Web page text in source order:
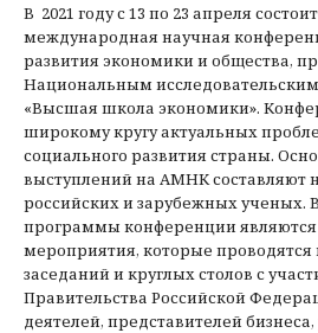
В 2021 году с 13 по 23 апреля
международная научная
развития экономики и общества,
Национальным
«Высшая школа экономики».
широкому кругу актуальных
социального развития страны.
выступлений на АМНК составляют
российских и зарубежных ученых.
программы конференции
мероприятия, которые
заседаний и круглых столов с
Правительства Российской
деятелей, представителей